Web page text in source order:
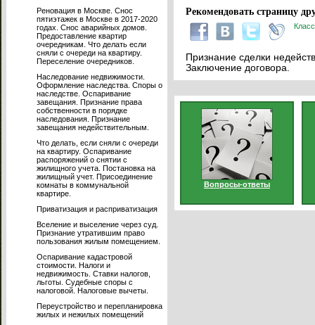
Реновация в Москве. Снос
пятиэтажек в Москве в 2017-2020
годах. Снос аварийных домов.
Предоставление квартир
очередникам. Что делать если
сняли с очереди на квартиру.
Переселение очередников.
Наследование недвижимости.
Оформление наследства. Споры о
наследстве. Оспаривание
завещания. Признание права
собственности в порядке
наследования. Признание
завещания недействительным.
Что делать, если сняли с очереди
на квартиру. Оспаривание
распоряжений о снятии с
жилищного учета. Постановка на
жилищный учет. Присоединение
комнаты в коммунальной
квартире.
Приватизация и расприватизация
Вселение и выселение через суд.
Признание утратившим право
пользования жилым помещением.
Оспаривание кадастровой
стоимости. Налоги и
недвижимость. Ставки налогов,
льготы. Судебные споры с
налоговой. Налоговые вычеты.
Переустройство и перепланировка
жилых и нежилых помещений
Рекомендовать страницу
Признание сделки
Заключение договора.
Вопросы-ответы